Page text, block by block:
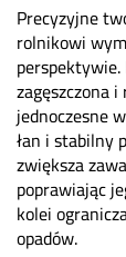
Precyzyjne
rolnikowi
zagęszczona
jednoczesne
łan i stabilny
zwiększa
poprawiając
kolei
opadów.